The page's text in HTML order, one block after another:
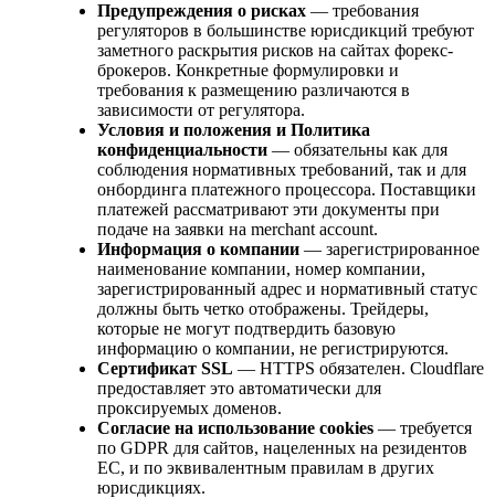
Предупреждения о рисках — требования
регуляторов в большинстве юрисдикций требуют
заметного раскрытия рисков на сайтах форекс-
брокеров. Конкретные формулировки и
требования к размещению различаются в
зависимости от регулятора.
Условия и положения и Политика
конфиденциальности — обязательны как для
соблюдения нормативных требований, так и для
онбординга платежного процессора. Поставщики
платежей рассматривают эти документы при
подаче на заявки на merchant account.
Информация о компании — зарегистрированное
наименование компании, номер компании,
зарегистрированный адрес и нормативный статус
должны быть четко отображены. Трейдеры,
которые не могут подтвердить базовую
информацию о компании, не регистрируются.
Сертификат SSL — HTTPS обязателен. Cloudflare
предоставляет это автоматически для
проксируемых доменов.
Согласие на использование cookies — требуется
по GDPR для сайтов, нацеленных на резидентов
ЕС, и по эквивалентным правилам в других
юрисдикциях.